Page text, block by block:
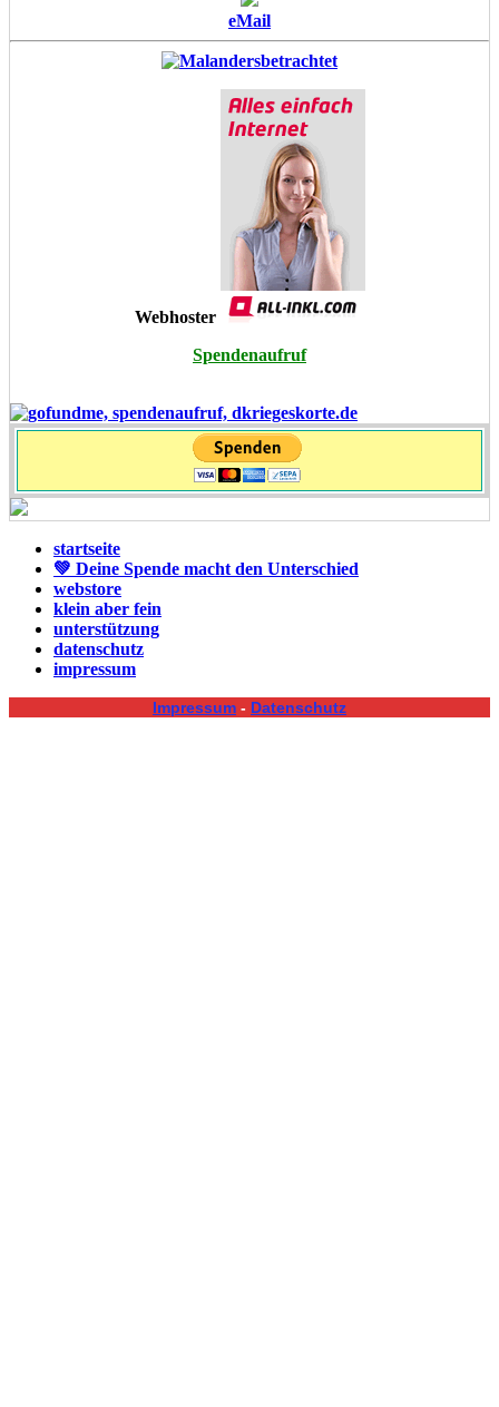
eMail
Webhoster
Spendenaufruf
startseite
💚 Deine Spende macht den Unterschied
webstore
klein aber fein
unterstützung
datenschutz
impressum
Impressum - Datenschutz